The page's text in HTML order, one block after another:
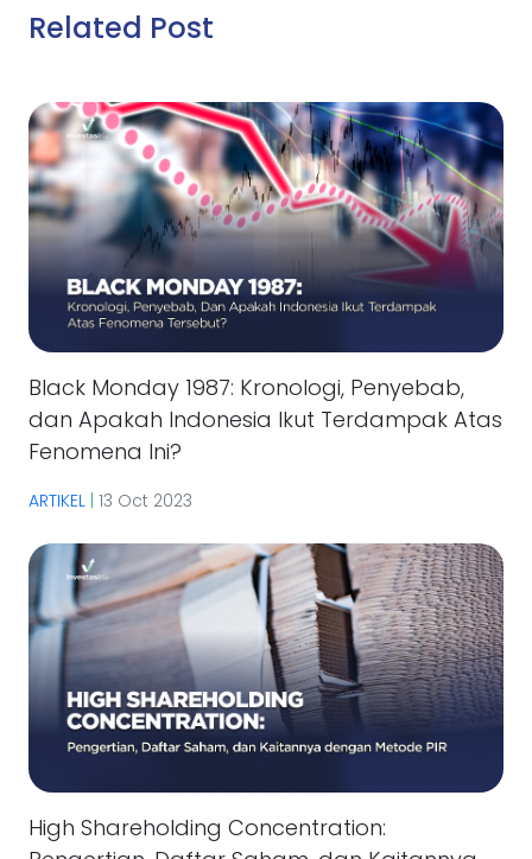
Related Post
Black Monday 1987: Kronologi, Penyebab,
dan Apakah Indonesia Ikut Terdampak Atas
Fenomena Ini?
ARTIKEL | 13 Oct 2023
High Shareholding Concentration: